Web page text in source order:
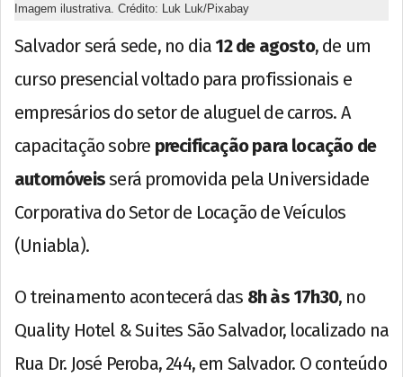
Imagem ilustrativa. Crédito: Luk Luk/Pixabay
Salvador será sede, no dia 12 de agosto, de um
curso presencial voltado para profissionais e
empresários do setor de aluguel de carros. A
capacitação sobre precificação para locação de
automóveisserá promovida pela Universidade
Corporativa do Setor de Locação de Veículos
(Uniabla).
O treinamento acontecerá das 8h às 17h30, no
Quality Hotel & Suites São Salvador, localizado na
Rua Dr. José Peroba, 244, em Salvador. O conteúdo